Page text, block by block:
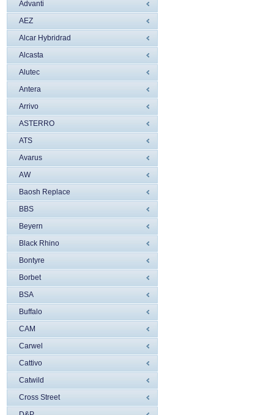
Advanti
AEZ
Alcar Hybridrad
Alcasta
Alutec
Antera
Arrivo
ASTERRO
ATS
Avarus
AW
Baosh Replace
BBS
Beyern
Black Rhino
Bontyre
Borbet
BSA
Buffalo
CAM
Carwel
Cattivo
Catwild
Cross Street